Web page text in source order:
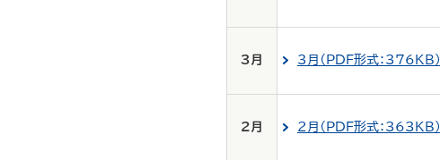
3月 3月（PDF形式：376KB）
2月 2月（PDF形式：363KB）